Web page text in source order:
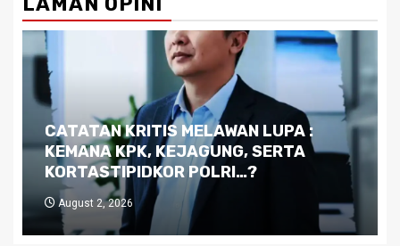
Dilema Kaltim di Tengah Krisis:
Kutukan Sumber Daya Alam dan
Pemimpin yang Tak Kreatif
July 29, 2026